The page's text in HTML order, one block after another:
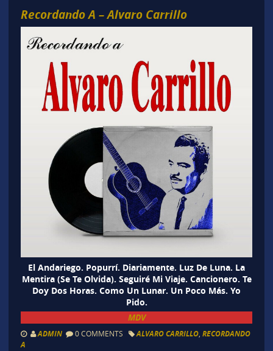
Recordando A – Alvaro Carrillo
El Andariego. Popurrí. Diariamente. Luz De Luna. La
Mentira (Se Te Olvida). Seguiré Mi Viaje. Cancionero. Te
Doy Dos Horas. Como Un Lunar. Un Poco Más. Yo
Pido.
MDV
ADMIN 0 COMMENTS ALVARO CARRILLO, RECORDANDO
A